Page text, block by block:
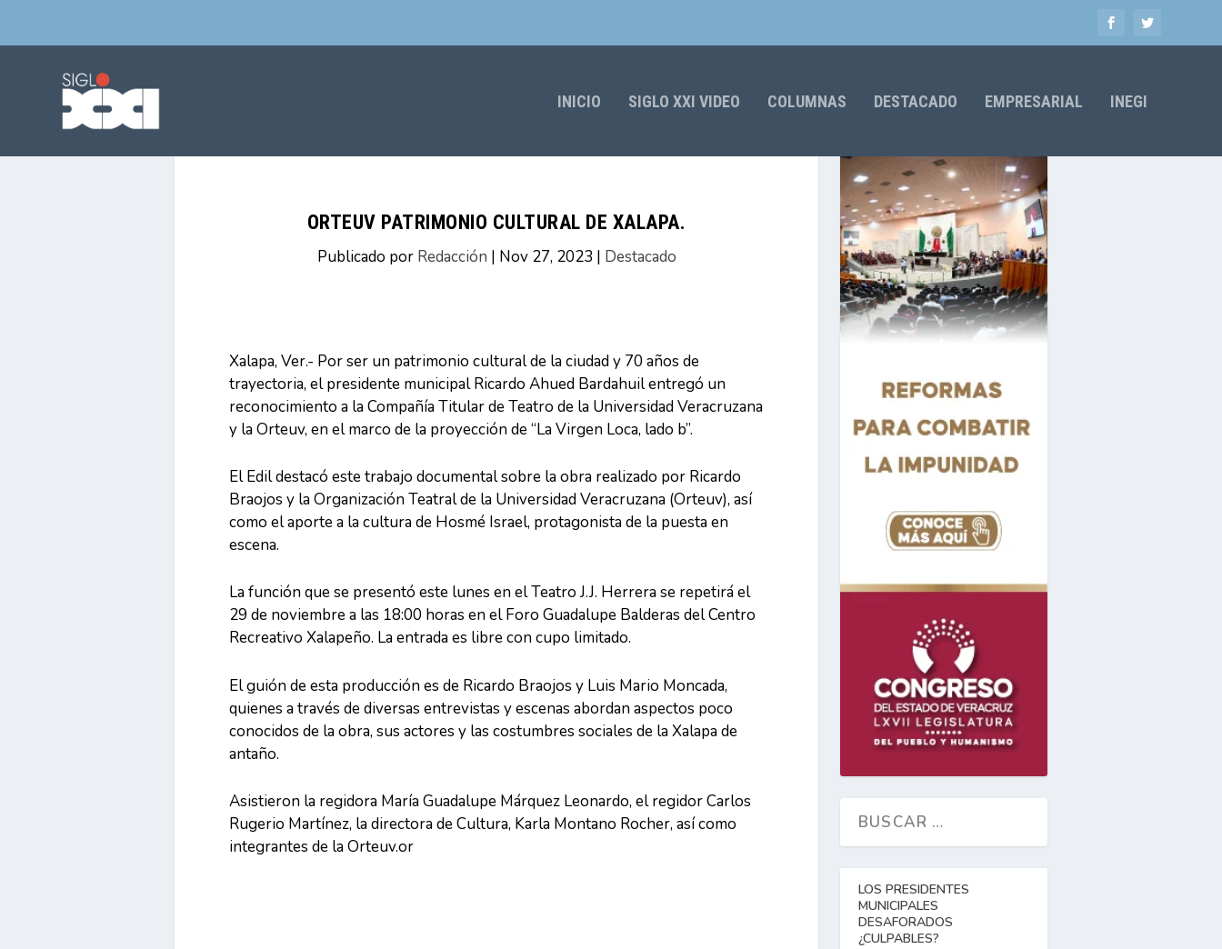
INICIO SIGLO XXI VIDEO COLUMNAS DESTACADO EMPRESARIAL INEGI
ORTEUV PATRIMONIO CULTURAL DE XALAPA.
Publicado por Redacción | Nov 27, 2023 | Destacado
Xalapa, Ver.- Por ser un patrimonio cultural de la ciudad y 70 años de
trayectoria, el presidente municipal Ricardo Ahued Bardahuil entregó un
reconocimiento a la Compañía Titular de Teatro de la Universidad Veracruzana
y la Orteuv, en el marco de la proyección de “La Virgen Loca, lado b”.
El Edil destacó este trabajo documental sobre la obra realizado por Ricardo
Braojos y la Organización Teatral de la Universidad Veracruzana (Orteuv), así
como el aporte a la cultura de Hosmé Israel, protagonista de la puesta en
escena.
La función que se presentó este lunes en el Teatro J.J. Herrera se repetirá el
29 de noviembre a las 18:00 horas en el Foro Guadalupe Balderas del Centro
Recreativo Xalapeño. La entrada es libre con cupo limitado.
El guión de esta producción es de Ricardo Braojos y Luis Mario Moncada,
quienes a través de diversas entrevistas y escenas abordan aspectos poco
conocidos de la obra, sus actores y las costumbres sociales de la Xalapa de
antaño.
Asistieron la regidora María Guadalupe Márquez Leonardo, el regidor Carlos
Rugerio Martínez, la directora de Cultura, Karla Montano Rocher, así como
integrantes de la Orteuv.or
LOS PRESIDENTES
MUNICIPALES
DESAFORADOS
¿CULPABLES?